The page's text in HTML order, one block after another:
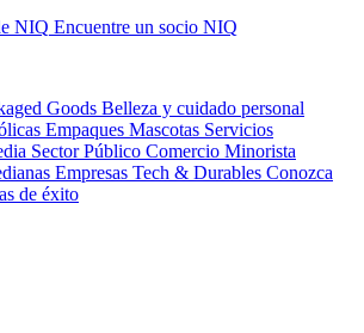
NIQ Encuentre un socio NIQ
Goods Belleza y cuidado personal
Empaques Mascotas Servicios
Sector Público Comercio Minorista
Empresas Tech & Durables Conozca
de éxito